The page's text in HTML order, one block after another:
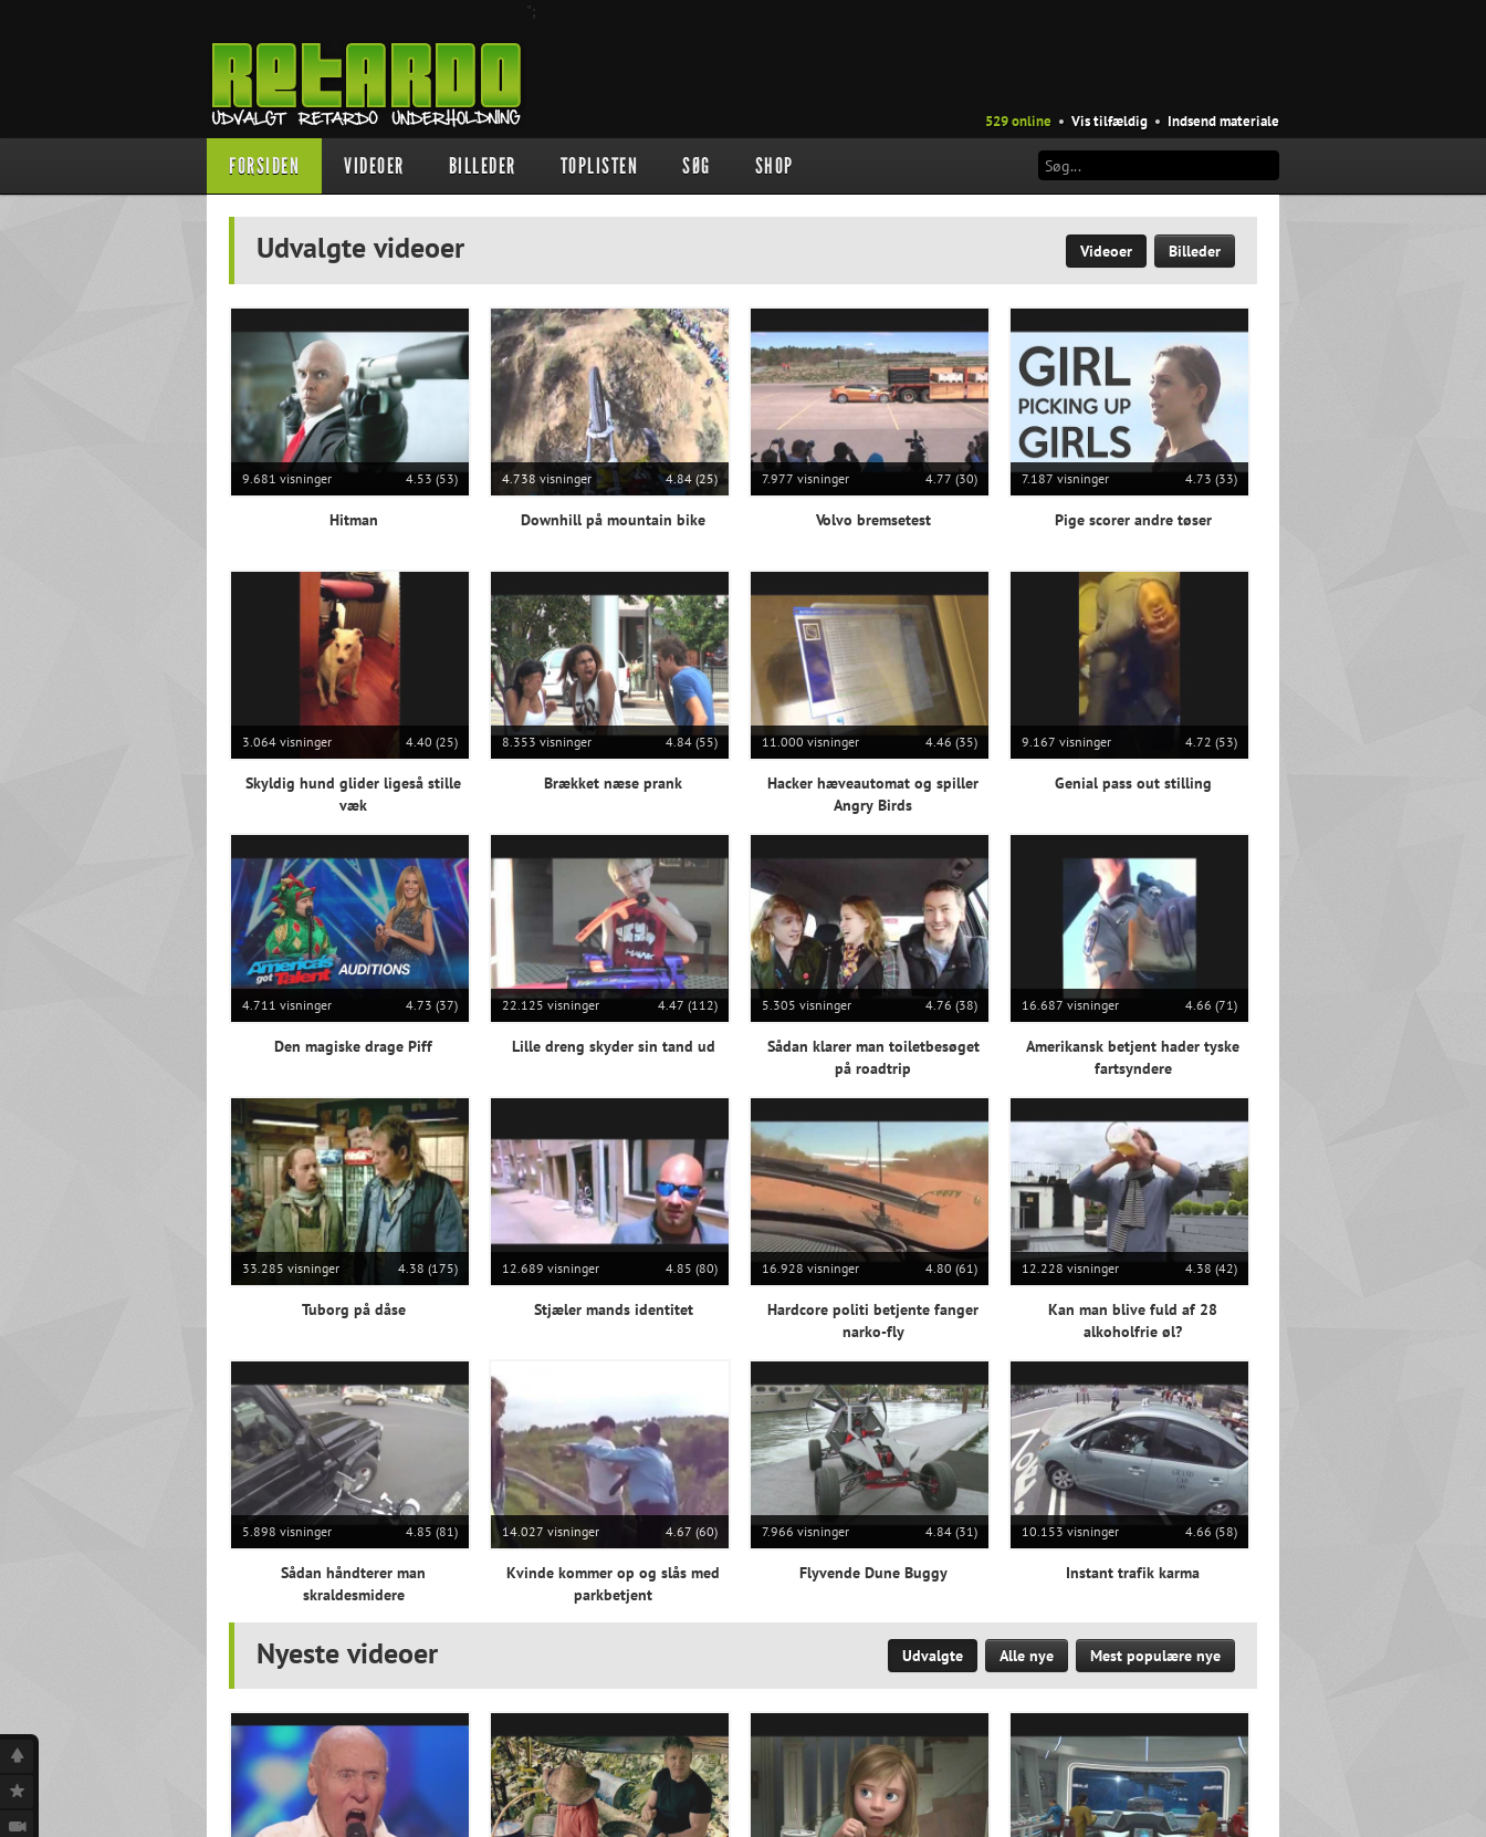
";
529 online • Vis tilfældig • Indsend materiale
FORSIDEN VIDEOER BILLEDER TOPLISTEN SØG SHOP
Udvalgte videoer Videoer Billeder
9.681 visninger 4.53 (53)
Hitman
4.738 visninger 4.84 (25)
Downhill på mountain bike
7.977 visninger 4.77 (30)
Volvo bremsetest
7.187 visninger 4.73 (33)
Pige scorer andre tøser
3.064 visninger 4.40 (25)
Skyldig hund glider ligeså stille
væk
8.353 visninger 4.84 (55)
Brækket næse prank
11.000 visninger 4.46 (35)
Hacker hæveautomat og spiller
Angry Birds
9.167 visninger 4.72 (53)
Genial pass out stilling
4.711 visninger 4.73 (37)
Den magiske drage Piff
22.125 visninger 4.47 (112)
Lille dreng skyder sin tand ud
5.305 visninger 4.76 (38)
Sådan klarer man toiletbesøget
på roadtrip
16.687 visninger 4.66 (71)
Amerikansk betjent hader tyske
fartsyndere
33.285 visninger 4.38 (175)
Tuborg på dåse
12.689 visninger 4.85 (80)
Stjæler mands identitet
16.928 visninger 4.80 (61)
Hardcore politi betjente fanger
narko-fly
12.228 visninger 4.38 (42)
Kan man blive fuld af 28
alkoholfrie øl?
5.898 visninger 4.85 (81)
Sådan håndterer man
skraldesmidere
14.027 visninger 4.67 (60)
Kvinde kommer op og slås med
parkbetjent
7.966 visninger 4.84 (31)
Flyvende Dune Buggy
10.153 visninger 4.66 (58)
Instant trafik karma
Nyeste videoer Udvalgte Alle nye Mest populære nye